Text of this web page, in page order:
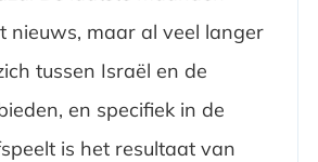
nieuws, maar al veel langer
tussen Israël en de
en specifiek in de
is het resultaat van